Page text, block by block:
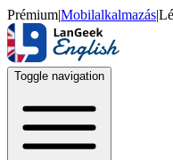
Prémium|Mobilalkalmazás|
Toggle navigation